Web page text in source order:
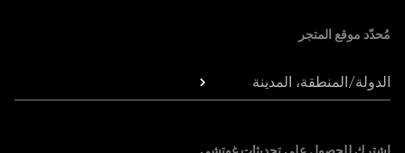
مُحدّد موقع المتجر
الدولة/المنطقة، المدينة